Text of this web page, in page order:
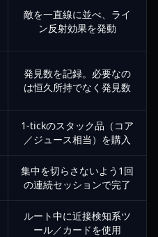
敵を一直線に並べ、ライ
ン反射効果を発動
発見数を記録。必要なの
は恒久所持でなく発見数
1-tickのスタック品（コア
／ジュース相当）を購入
集中を切らさないよう1回
の連続セッションで完了
ルート中に近接検知系ツ
ール／カードを使用